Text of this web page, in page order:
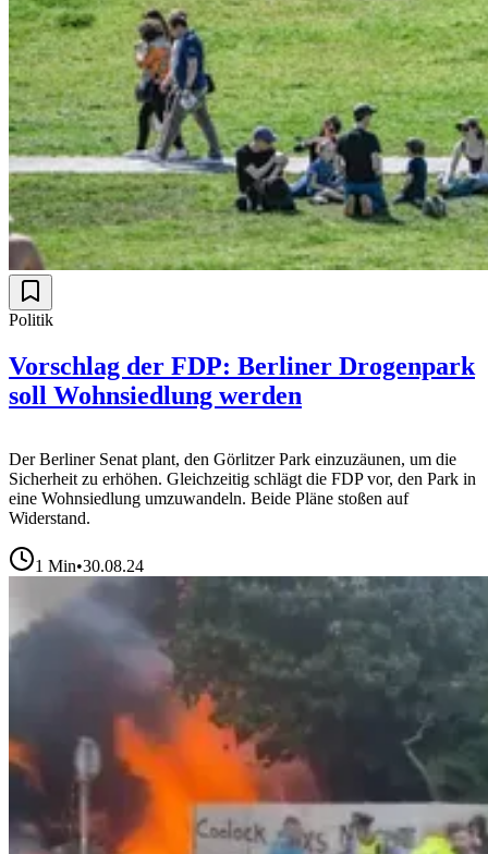
Politik
Vorschlag der FDP: Berliner Drogenpark
soll Wohnsiedlung werden
Der Berliner Senat plant, den Görlitzer Park einzuzäunen, um die
Sicherheit zu erhöhen. Gleichzeitig schlägt die FDP vor, den Park in
eine Wohnsiedlung umzuwandeln. Beide Pläne stoßen auf
Widerstand.
1 Min•30.08.24